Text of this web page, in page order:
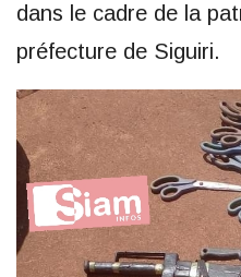
dans le cadre de la
préfecture de Siguiri.